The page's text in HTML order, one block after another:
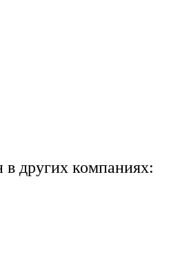
в других компаниях: